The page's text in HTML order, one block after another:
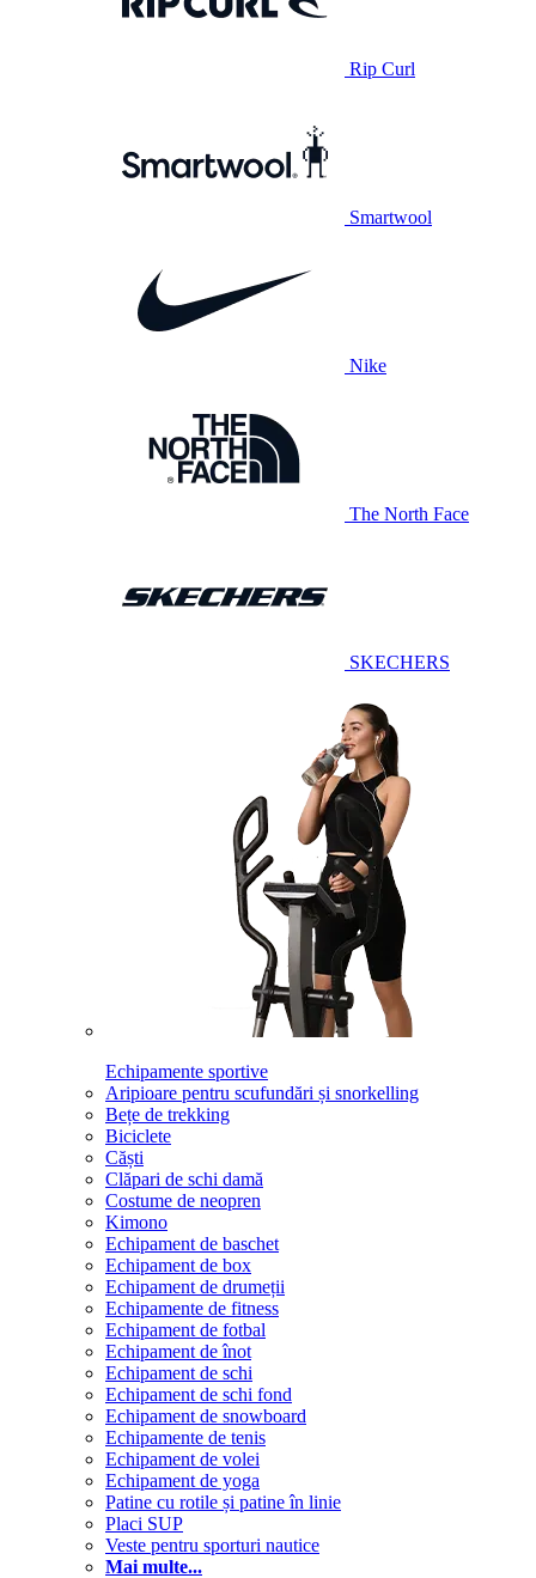
Rip Curl
Smartwool
Nike
The North Face
SKECHERS
Echipamente sportive
Aripioare pentru scufundări și snorkelling
Bețe de trekking
Biciclete
Căști
Clăpari de schi damă
Costume de neopren
Kimono
Echipament de baschet
Echipament de box
Echipament de drumeții
Echipamente de fitness
Echipament de fotbal
Echipament de înot
Echipament de schi
Echipament de schi fond
Echipament de snowboard
Echipamente de tenis
Echipament de volei
Echipament de yoga
Patine cu rotile și patine în linie
Placi SUP
Veste pentru sporturi nautice
Mai multe...